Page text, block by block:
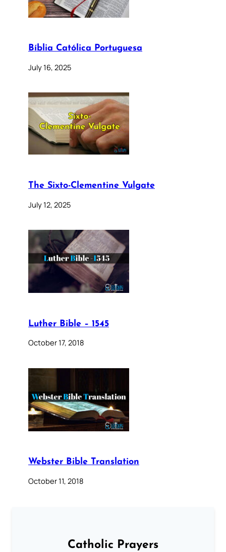
Bíblia Católica Portuguesa
July 16, 2025
The Sixto-Clementine Vulgate
July 12, 2025
Luther Bible – 1545
October 17, 2018
Webster Bible Translation
October 11, 2018
Catholic Prayers